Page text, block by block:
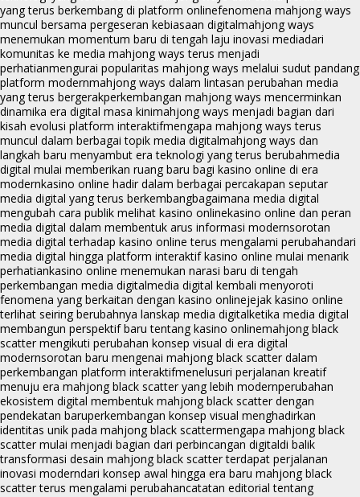
yang terus berkembang di platform onlinefenomena mahjong ways
muncul bersama pergeseran kebiasaan digitalmahjong ways
menemukan momentum baru di tengah laju inovasi mediadari
komunitas ke media mahjong ways terus menjadi
perhatianmengurai popularitas mahjong ways melalui sudut pandang
platform modernmahjong ways dalam lintasan perubahan media
yang terus bergerakperkembangan mahjong ways mencerminkan
dinamika era digital masa kinimahjong ways menjadi bagian dari
kisah evolusi platform interaktifmengapa mahjong ways terus
muncul dalam berbagai topik media digitalmahjong ways dan
langkah baru menyambut era teknologi yang terus berubahmedia
digital mulai memberikan ruang baru bagi kasino online di era
modernkasino online hadir dalam berbagai percakapan seputar
media digital yang terus berkembangbagaimana media digital
mengubah cara publik melihat kasino onlinekasino online dan peran
media digital dalam membentuk arus informasi modernsorotan
media digital terhadap kasino online terus mengalami perubahandari
media digital hingga platform interaktif kasino online mulai menarik
perhatiankasino online menemukan narasi baru di tengah
perkembangan media digitalmedia digital kembali menyoroti
fenomena yang berkaitan dengan kasino onlinejejak kasino online
terlihat seiring berubahnya lanskap media digitalketika media digital
membangun perspektif baru tentang kasino onlinemahjong black
scatter mengikuti perubahan konsep visual di era digital
modernsorotan baru mengenai mahjong black scatter dalam
perkembangan platform interaktifmenelusuri perjalanan kreatif
menuju era mahjong black scatter yang lebih modernperubahan
ekosistem digital membentuk mahjong black scatter dengan
pendekatan baruperkembangan konsep visual menghadirkan
identitas unik pada mahjong black scattermengapa mahjong black
scatter mulai menjadi bagian dari perbincangan digitaldi balik
transformasi desain mahjong black scatter terdapat perjalanan
inovasi moderndari konsep awal hingga era baru mahjong black
scatter terus mengalami perubahancatatan editorial tentang